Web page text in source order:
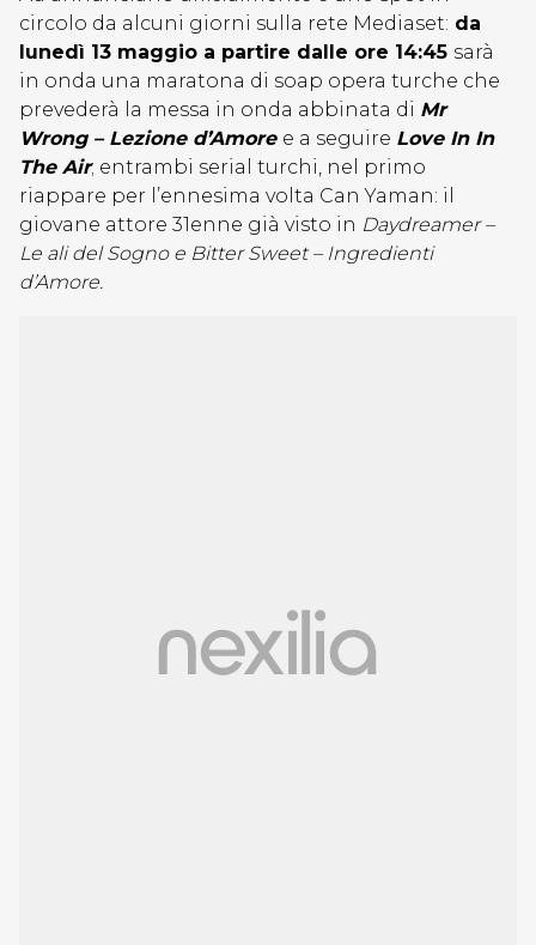
circolo da alcuni giorni sulla rete Mediaset: da
lunedì 13 maggio a partire dalle ore 14:45 sarà
in onda una maratona di soap opera turche che
prevederà la messa in onda abbinata di Mr
Wrong – Lezione d’Amore e a seguire Love In In
The Air; entrambi serial turchi, nel primo
riappare per l’ennesima volta Can Yaman: il
giovane attore 31enne già visto in Daydreamer –
Le ali del Sogno e Bitter Sweet – Ingredienti
d’Amore.